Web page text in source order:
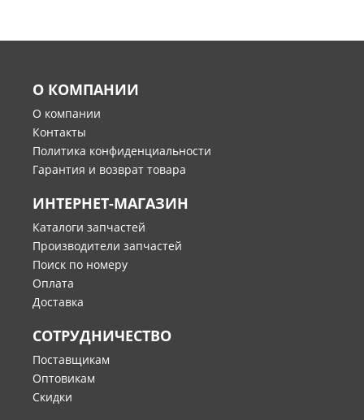
О КОМПАНИИ
О компании
Контакты
Политика конфиденциальности
Гарантия и возврат товара
ИНТЕРНЕТ-МАГАЗИН
Каталоги запчастей
Производители запчастей
Поиск по номеру
Оплата
Доставка
СОТРУДНИЧЕСТВО
Поставщикам
Оптовикам
Скидки